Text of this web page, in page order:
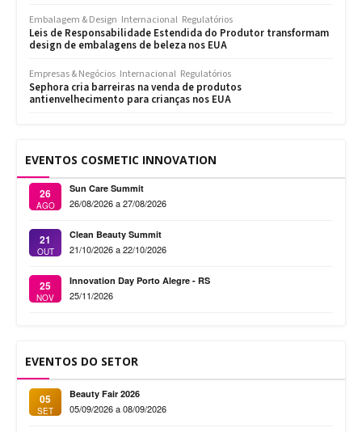
Embalagem & Design Internacional Regulatórios
Leis de Responsabilidade Estendida do Produtor transformam
design de embalagens de beleza nos EUA
Empresas & Negócios Internacional Regulatórios
Sephora cria barreiras na venda de produtos
antienvelhecimento para crianças nos EUA
EVENTOS COSMETIC INNOVATION
26
AGO
Sun Care Summit
26/08/2026 a 27/08/2026
21
OUT
Clean Beauty Summit
21/10/2026 a 22/10/2026
25
NOV
Innovation Day Porto Alegre - RS
25/11/2026
EVENTOS DO SETOR
05
SET
Beauty Fair 2026
05/09/2026 a 08/09/2026